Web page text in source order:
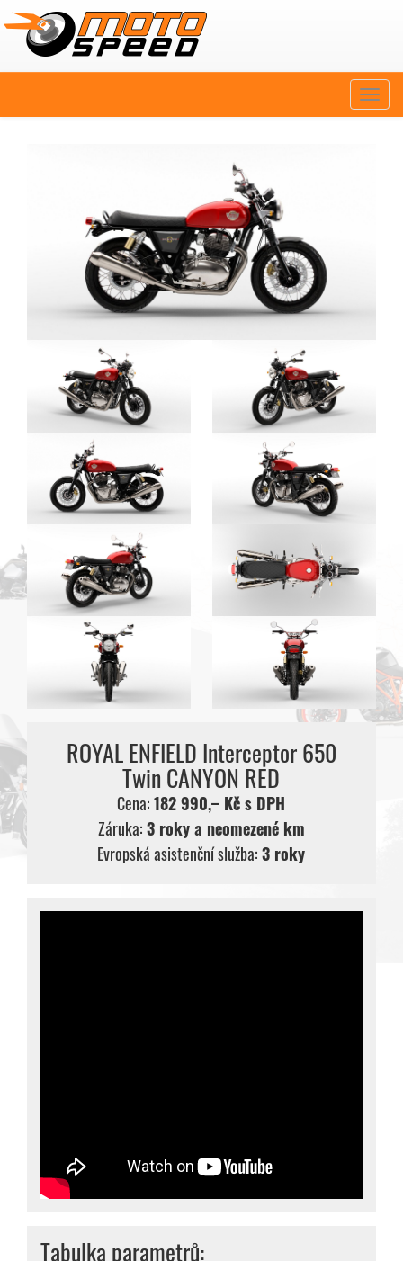
ROYAL ENFIELD Interceptor 650
Twin CANYON RED
Cena:182 990,– Kč s DPH
Záruka:3 roky a neomezené km
Evropská asistenční služba:3 roky
Tabulka parametrů: